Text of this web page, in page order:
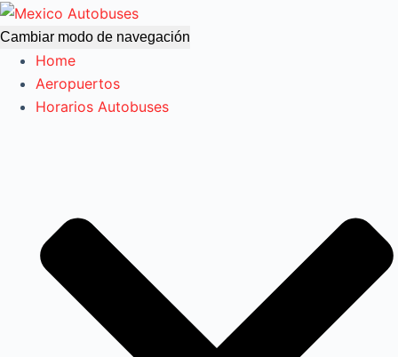
Cambiar modo de navegación
Home
Aeropuertos
Horarios Autobuses